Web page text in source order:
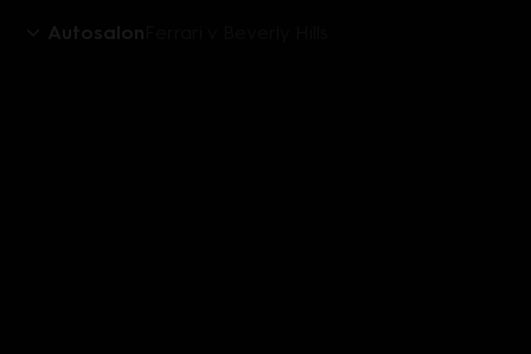
Autosalon